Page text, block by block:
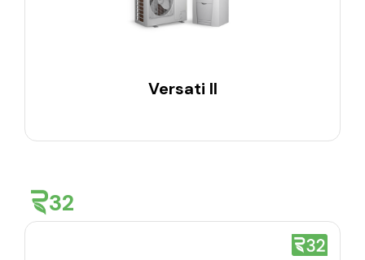
Versati II
32